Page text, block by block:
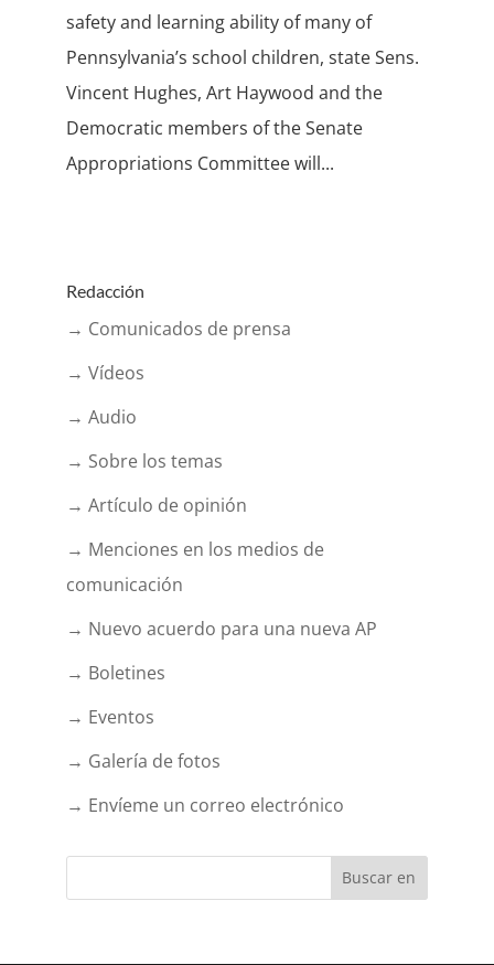
safety and learning ability of many of
Pennsylvania’s school children, state Sens.
Vincent Hughes, Art Haywood and the
Democratic members of the Senate
Appropriations Committee will...
Redacción
→ Comunicados de prensa
→ Vídeos
→ Audio
→ Sobre los temas
→ Artículo de opinión
→ Menciones en los medios de
comunicación
→ Nuevo acuerdo para una nueva AP
→ Boletines
→ Eventos
→ Galería de fotos
→ Envíeme un correo electrónico